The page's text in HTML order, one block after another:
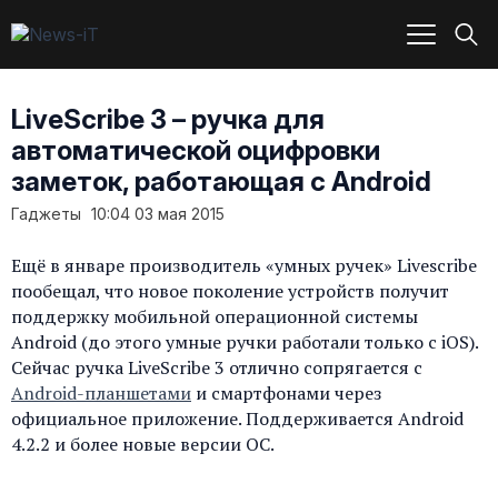
LiveScribe 3 – ручка для
автоматической оцифровки
заметок, работающая с Android
Гаджеты 10:04 03 мая 2015
Ещё в январе производитель «умных ручек» Livescribe
пообещал, что новое поколение устройств получит
поддержку мобильной операционной системы
Android (до этого умные ручки работали только с iOS).
Сейчас ручка LiveScribe 3 отлично сопрягается с
Android-планшетами и смартфонами через
официальное приложение. Поддерживается Android
4.2.2 и более новые версии ОС.